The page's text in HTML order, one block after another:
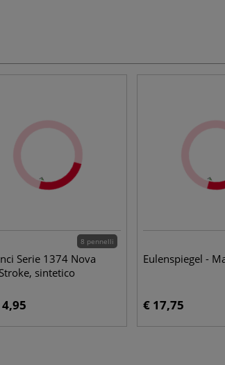
8 pennelli
Serie 1374 Nova
sintetico
Eulenspiegel -
€ 17,75